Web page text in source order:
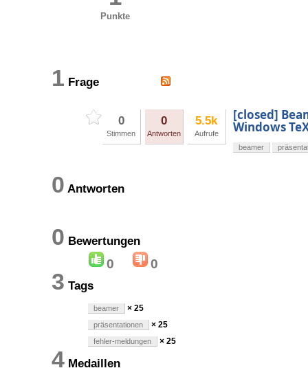
Punkte
1 Frage
0
Stimmen
0
Antworten
5.5k
Aufrufe
[closed]
Windows
beamer
0 Antworten
0 Bewertungen
0 0
3 Tags
beamer × 25
präsentationen × 25
fehler-meldungen × 25
4 Medaillen